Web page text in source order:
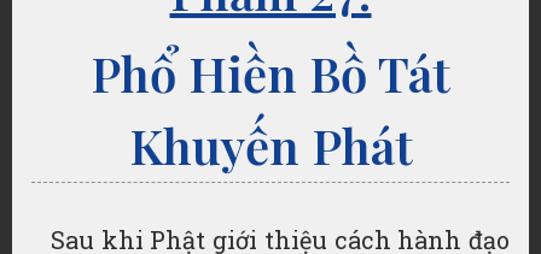
Phổ Hiền Bồ Tát
Khuyến Phát
Sau khi Phật giới thiệu cách hành đạo